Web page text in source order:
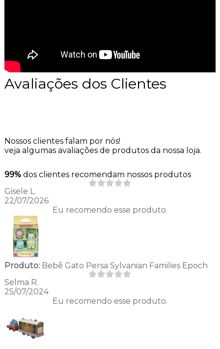
Avaliações dos Clientes
Nossos clientes falam por nós!
veja algumas avaliações de produtos da nossa loja.
99% dos clientes recomendam nossos produtos
Gisele L.
22/07/2026
Eu recomendo esse produto.
Produto:Bebê Gato Persa Sylvanian Families Epoch
Selma R.
25/07/2024
Eu recomendo esse produto.